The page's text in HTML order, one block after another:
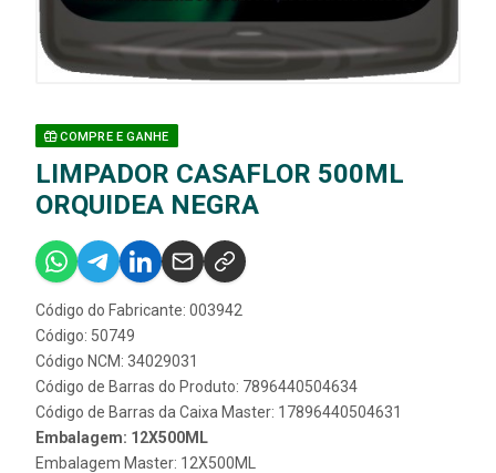
COMPRE E GANHE
LIMPADOR CASAFLOR 500ML
ORQUIDEA NEGRA
Código do Fabricante: 003942
Código: 50749
Código NCM: 34029031
Código de Barras do Produto: 7896440504634
Código de Barras da Caixa Master: 17896440504631
Embalagem: 12X500ML
Embalagem Master: 12X500ML